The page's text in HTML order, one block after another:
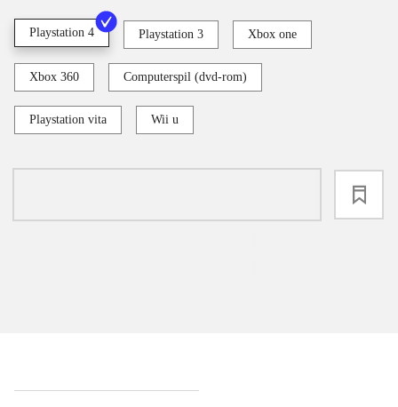
Playstation 4 Playstation 3 Xbox one
Xbox 360 Computerspil (dvd-rom)
Playstation vita Wii u